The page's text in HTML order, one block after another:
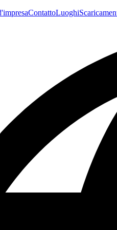
ContattoLuoghi